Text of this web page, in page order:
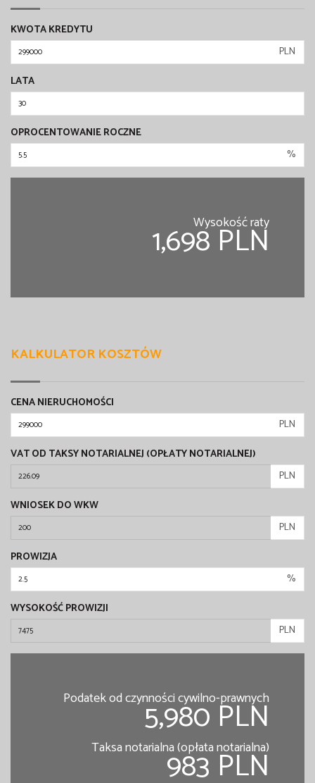
KWOTA KREDYTU
PLN
LATA
OPROCENTOWANIE ROCZNE
%
Wysokość raty
1,698 PLN
KALKULATOR KOSZTÓW
CENA NIERUCHOMOŚCI
PLN
VAT OD TAKSY NOTARIALNEJ (OPŁATY NOTARIALNEJ)
PLN
WNIOSEK DO WKW
PLN
PROWIZJA
%
WYSOKOŚĆ PROWIZJI
PLN
Podatek od czynności cywilno-prawnych
5,980 PLN
Taksa notarialna (opłata notarialna)
983 PLN